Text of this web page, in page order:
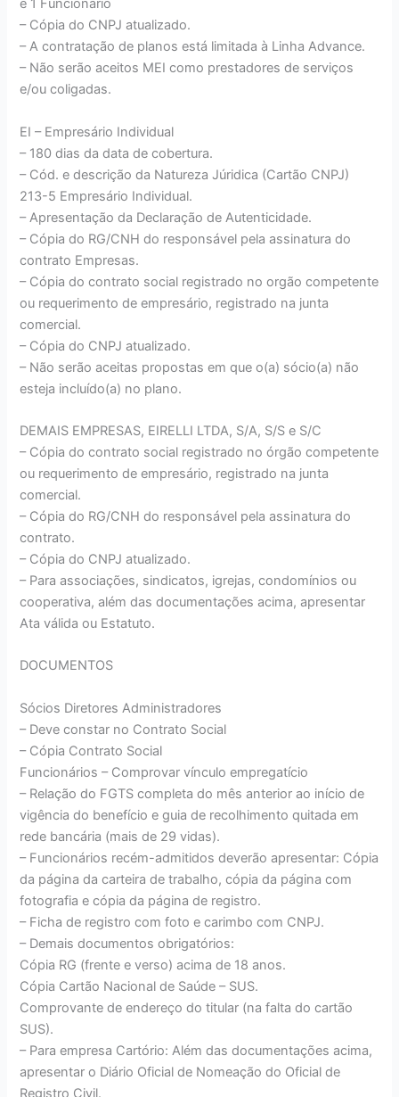
e 1 Funcionário
– Cópia do CNPJ atualizado.
– A contratação de planos está limitada à Linha Advance.
– Não serão aceitos MEI como prestadores de serviços
e/ou coligadas.
EI – Empresário Individual
– 180 dias da data de cobertura.
– Cód. e descrição da Natureza Júridica (Cartão CNPJ)
213-5 Empresário Individual.
– Apresentação da Declaração de Autenticidade.
– Cópia do RG/CNH do responsável pela assinatura do
contrato Empresas.
– Cópia do contrato social registrado no orgão competente
ou requerimento de empresário, registrado na junta
comercial.
– Cópia do CNPJ atualizado.
– Não serão aceitas propostas em que o(a) sócio(a) não
esteja incluído(a) no plano.
DEMAIS EMPRESAS, EIRELLI LTDA, S/A, S/S e S/C
– Cópia do contrato social registrado no órgão competente
ou requerimento de empresário, registrado na junta
comercial.
– Cópia do RG/CNH do responsável pela assinatura do
contrato.
– Cópia do CNPJ atualizado.
– Para associações, sindicatos, igrejas, condomínios ou
cooperativa, além das documentações acima, apresentar
Ata válida ou Estatuto.
DOCUMENTOS
Sócios Diretores Administradores
– Deve constar no Contrato Social
– Cópia Contrato Social
Funcionários – Comprovar vínculo empregatício
– Relação do FGTS completa do mês anterior ao início de
vigência do benefício e guia de recolhimento quitada em
rede bancária (mais de 29 vidas).
– Funcionários recém-admitidos deverão apresentar: Cópia
da página da carteira de trabalho, cópia da página com
fotografia e cópia da página de registro.
– Ficha de registro com foto e carimbo com CNPJ.
– Demais documentos obrigatórios:
Cópia RG (frente e verso) acima de 18 anos.
Cópia Cartão Nacional de Saúde – SUS.
Comprovante de endereço do titular (na falta do cartão
SUS).
– Para empresa Cartório: Além das documentações acima,
apresentar o Diário Oficial de Nomeação do Oficial de
Registro Civil.